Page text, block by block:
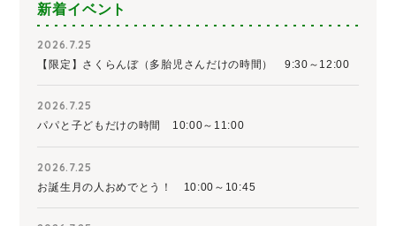
新着イベント
2026.7.25
【限定】さくらんぼ（多胎児さんだけの時間） 9:30～12:00
2026.7.25
パパと子どもだけの時間 10:00～11:00
2026.7.25
お誕生月の人おめでとう！ 10:00～10:45